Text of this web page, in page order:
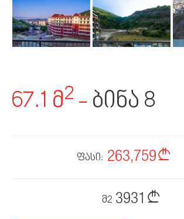
67.1 მ2 - ბინა 8
ფასი: 263,759
მ2 3931